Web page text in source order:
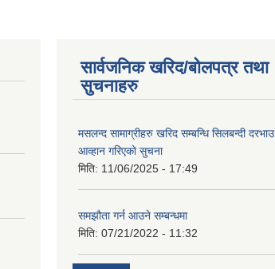
सार्वजनिक खरिद/बोलपत्र तथा
सुचनाहरु
मसलन्द सामाग्रीहरु खरिद सम्बन्धि सिलबन्दी दरभाउ
आव्हान गरिएको सुचना
मिति: 11/06/2025 - 17:49
समझौता गर्न आउने सम्बन्धमा
मिति: 07/21/2022 - 11:32